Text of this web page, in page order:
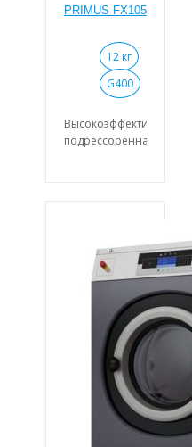
PRIMUS FX105
12 кг
G400
Высокоэффективная
подрессоренная
микропроцессор
Xcontrol
выпускной
клапан (Ø
76мм). Легкий
доступ ко всем
важным частям
машины со